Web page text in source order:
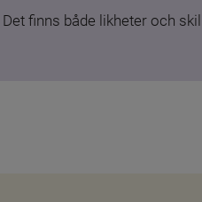
finns både likheter och